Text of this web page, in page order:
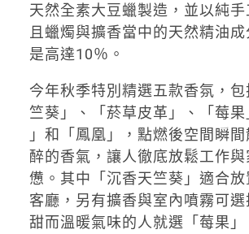
天然全素大豆蠟製造，並以純
且蠟燭與擴香當中的天然精油
是高達10％。
今年秋季特別精選五款香氛，
竺葵」、「菸草皮革」、「莓
」和「鳳凰」，點燃後空間瞬
醉的香氣，讓人徹底放鬆工作與
憊。其中「沉香天竺葵」適合放
客廳，另有擴香與室內噴霧可
甜而溫暖氣味的人就選「莓果